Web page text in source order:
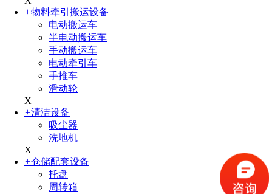
+物料牵引搬运设备
电动搬运车
半电动搬运车
手动搬运车
电动牵引车
手推车
滑动轮
X
+清洁设备
吸尘器
洗地机
X
+仓储配套设备
托盘
周转箱